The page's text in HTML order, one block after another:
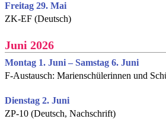
Freitag 29. Mai
ZK-EF (Deutsch)
Juni 2026
Montag 1. Juni – Samstag 6. Juni
F-Austausch: Marienschülerinnen und
Dienstag 2. Juni
ZP-10 (Deutsch, Nachschrift)